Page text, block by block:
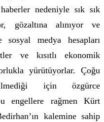
nedeniyle sık sık
gözaltına alınıyor ve
medya hesapları
ve kısıtlı ekonomik
yürütüyorlar. Çoğu
için özgürce
engellere rağmen Kürt
kalemine sahip